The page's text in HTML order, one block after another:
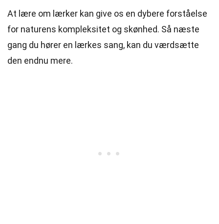
At lære om lærker kan give os en dybere forståelse
for naturens kompleksitet og skønhed. Så næste
gang du hører en lærkes sang, kan du værdsætte
den endnu mere.